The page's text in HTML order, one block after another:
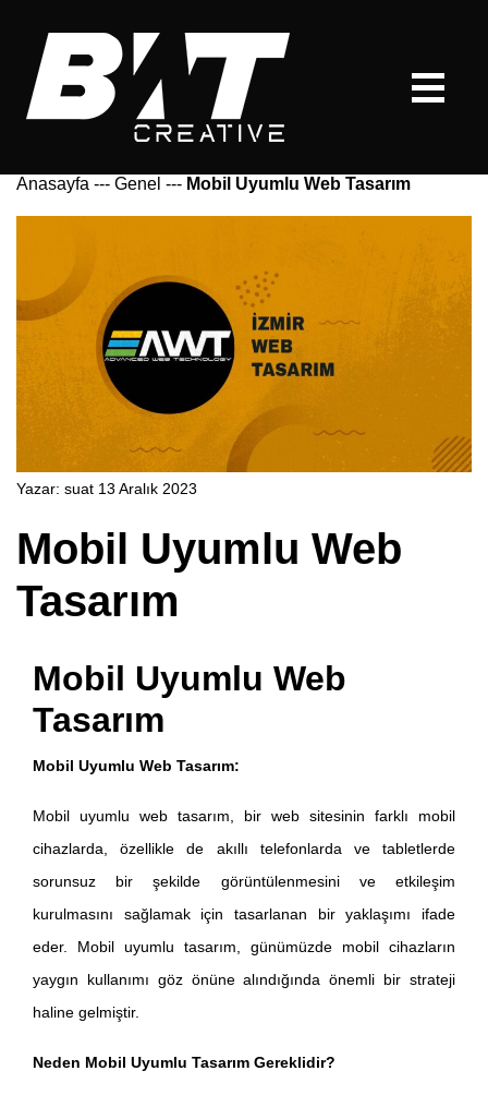
Anasayfa --- Genel --- Mobil Uyumlu Web Tasarım
Yazar: suat 13 Aralık 2023
Mobil Uyumlu Web
Tasarım
Mobil Uyumlu Web
Tasarım
Mobil Uyumlu Web Tasarım:
Mobil uyumlu web tasarım, bir web sitesinin farklı mobil
cihazlarda, özellikle de akıllı telefonlarda ve tabletlerde
sorunsuz bir şekilde görüntülenmesini ve etkileşim
kurulmasını sağlamak için tasarlanan bir yaklaşımı ifade
eder. Mobil uyumlu tasarım, günümüzde mobil cihazların
yaygın kullanımı göz önüne alındığında önemli bir strateji
haline gelmiştir.
Neden Mobil Uyumlu Tasarım Gereklidir?